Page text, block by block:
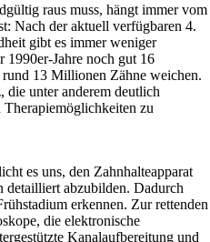
raus muss, hängt immer vom
Nach der aktuell verfügbaren 4.
gibt es immer weniger
1990er-Jahre noch gut 16
13 Millionen Zähne weichen.
die unter anderem deutlich
Therapiemöglichkeiten zu
es uns, den Zahnhalteapparat
detailliert abzubilden. Dadurch
erkennen. Zur rettenden
die elektronische
Kanalaufbereitung und